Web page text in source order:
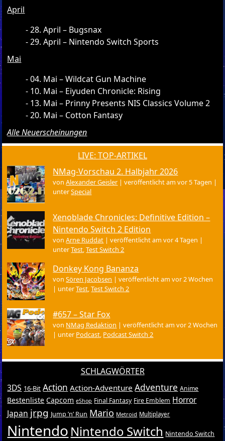
April
28. April – Bugsnax
29. April – Nintendo Switch Sports
Mai
04. Mai – Wildcat Gun Machine
10. Mai – Eiyuden Chronicle: Rising
13. Mai – Prinny Presents NIS Classics Volume 2
20. Mai – Cotton Fantasy
Alle Neuerscheinungen
LIVE: TOP-ARTIKEL
NMag-Vorschau 2. Halbjahr 2026
vonAlexander Geisler |veröffentlicht am vor 5 Tagen |
unterSpecial
Xenoblade Chronicles: Definitive Edition –
Nintendo Switch 2 Edition
vonArne Ruddat |veröffentlicht am vor 4 Tagen |
unterTest,Test Switch 2
Donkey Kong Bananza
vonSören Jacobsen |veröffentlicht am vor 2 Wochen
| unterTest,Test Switch 2
#657 – Star Fox
von NMag Redaktion |veröffentlicht am vor 2 Wochen
| unter Podcast, Podcast Switch 2
SCHLAGWÖRTER
3DS 16-Bit Action Action-Adventure Adventure Anime
Bestenliste Capcom eShop Final Fantasy Fire Emblem Horror
Japan jrpg Jump ’n’ Run Mario Metroid Multiplayer
Nintendo Nintendo Switch Nintendo Switch